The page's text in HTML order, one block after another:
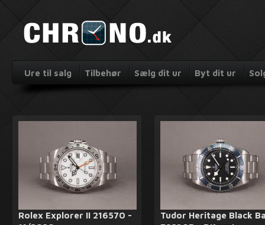
Ure til salg Tilbehør Sælg dit ur Byt dit ur
Rolex Explorer II 216570 -
Tudor Heritage Black